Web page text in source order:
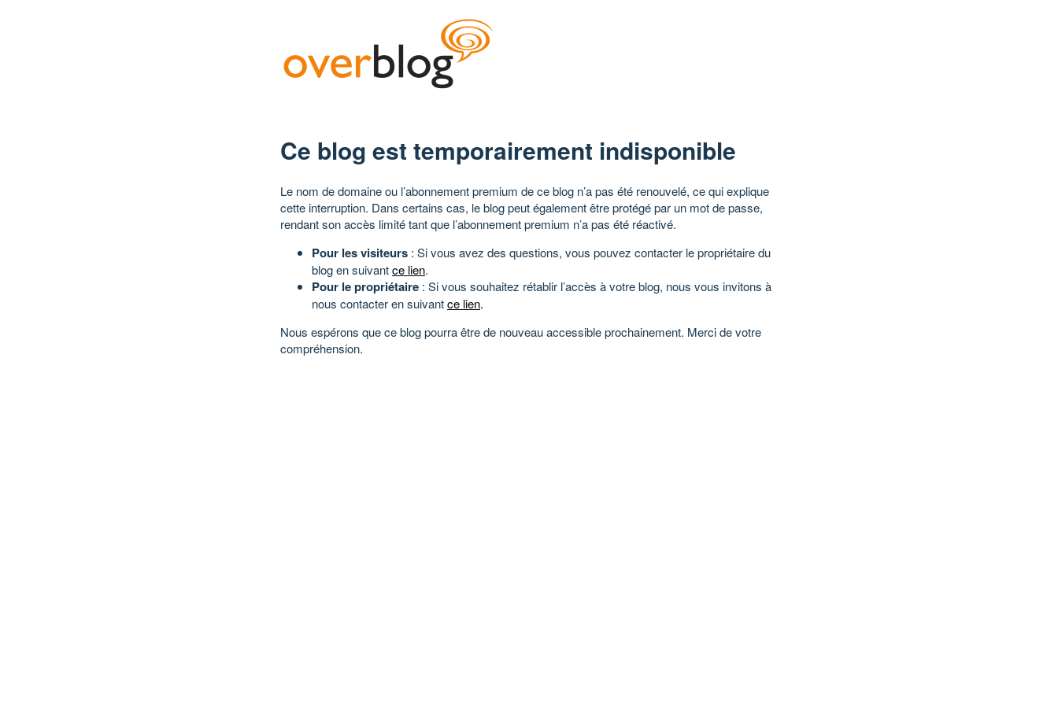
Ce blog est temporairement indisponible
Le nom de domaine ou l’abonnement premium de ce blog n’a pas été renouvelé, ce qui explique
cette interruption. Dans certains cas, le blog peut également être protégé par un mot de passe,
rendant son accès limité tant que l’abonnement premium n’a pas été réactivé.
Pour les visiteurs : Si vous avez des questions, vous pouvez contacter le propriétaire du
blog en suivantce lien.
Pour le propriétaire : Si vous souhaitez rétablir l’accès à votre blog, nous vous invitons à
nous contacter en suivantce lien.
Nous espérons que ce blog pourra être de nouveau accessible prochainement. Merci de votre
compréhension.